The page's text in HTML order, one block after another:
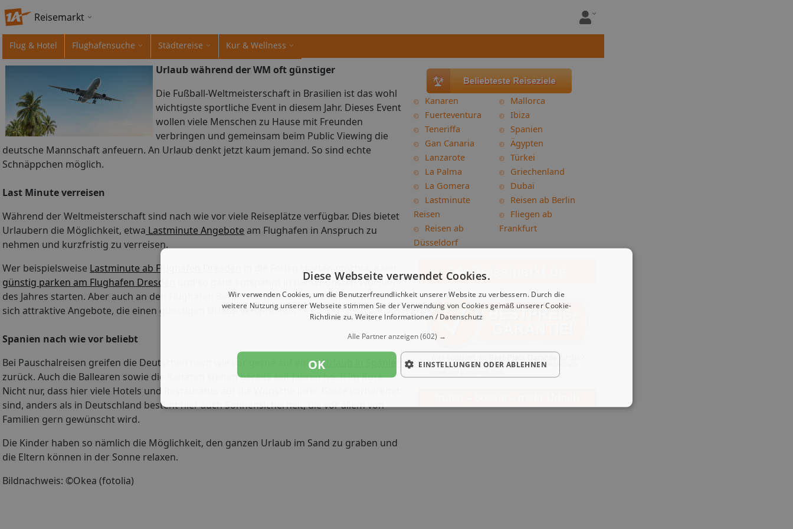
Reisemarkt
Flug & Hotel Flughafensuche Städtereise Kur & Wellness
Kanaren
Fuerteventura
Teneriffa
Gan Canaria
Lanzarote
La Palma
La Gomera
Lastminute
Reisen
Reisen ab
Düsseldorf
Mallorca
Ibiza
Spanien
Ägypten
Türkei
Griechenland
Dubai
Reisen ab Berlin
Fliegen ab
Frankfurt
Urlaub während der WM oft günstiger
Die Fußball-Weltmeisterschaft in Brasilien ist das wohl
wichtigste sportliche Event in diesem Jahr. Dieses Event
wollen viele Menschen zu Hause mit Freunden
verbringen und gemeinsam beim Public Viewing die
deutsche Mannschaft anfeuern. An Urlaub denkt jetzt kaum jemand. So sind echte
Schnäppchen möglich.
Last Minute verreisen
Während der Weltmeisterschaft sind nach wie vor viele Reiseplätze verfügbar. Dies bietet
Urlaubern die Möglichkeit, etwa Lastminute Angeboteam Flughafen in Anspruch zu
nehmen und kurzfristig zu verreisen.
Wer beispielsweise Lastminute ab Flughafen Dresden
günstig parken am Flughafen Dresden
und so ganz entspannt in die schönsten Wochen
des Jahres starten. Aber auch an den Flughäfen Berlin, Dortmund oder Bremen finden
sich attraktive Angebote, die einen günstigen Urlaub versprechen.
Spanien nach wie vor beliebt
Bei Pauschalreisen greifen die Deutschen nach wie vor gerne auf einenUrlaub in Spanien
zurück. Auch die Ballearen sowie die Kanaren stehen bereits seit Jahren hoch im Kurs.
Nicht nur, dass hier viele Hotels und Restaurants auf die Wünsche ihrer Gäste vorbereitet
sind, anders als in Deutschland besteht hier auch Sonnensicherheit, die vor allem von
Familien gern gewünscht wird.
Die Kinder haben so nämlich die Möglichkeit, den ganzen Urlaub im Sand zu graben und
die Eltern können in der Sonne relaxen.
Bildnachweis: ©Okea (fotolia)
Diese Webseite verwendet Cookies.
Wir verwenden Cookies, um die Benutzerfreundlichkeit unserer Website zu verbessern. Durch die
weitere Nutzung unserer Webseite stimmen Sie der Verwendung von Cookies gemäß unserer Cookie-
Richtlinie zu. Weitere Informationen / Datenschutz
Alle Partner anzeigen(602) →
OK EINSTELLUNGEN ODER ABLEHNEN